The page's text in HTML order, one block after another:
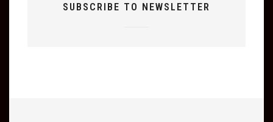
SUBSCRIBE TO NEWSLETTER